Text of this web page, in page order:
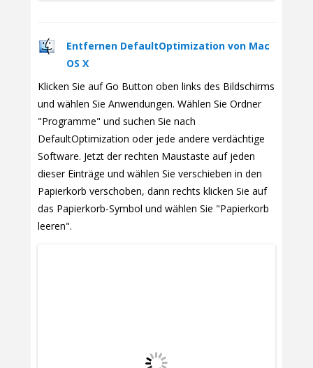
Entfernen DefaultOptimization von Mac
OS X
Klicken Sie auf Go Button oben links des Bildschirms
und wählen Sie Anwendungen. Wählen Sie Ordner
"Programme" und suchen Sie nach
DefaultOptimization oder jede andere verdächtige
Software. Jetzt der rechten Maustaste auf jeden
dieser Einträge und wählen Sie verschieben in den
Papierkorb verschoben, dann rechts klicken Sie auf
das Papierkorb-Symbol und wählen Sie "Papierkorb
leeren".